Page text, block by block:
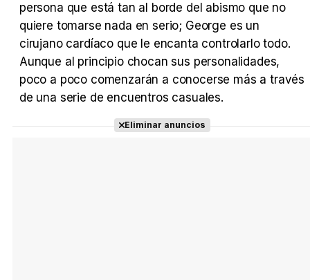
persona que está tan al borde del abismo que no
quiere tomarse nada en serio; George es un
cirujano cardíaco que le encanta controlarlo todo.
Aunque al principio chocan sus personalidades,
poco a poco comenzarán a conocerse más a través
de una serie de encuentros casuales.
Eliminar anuncios